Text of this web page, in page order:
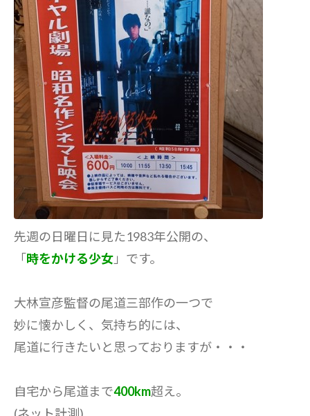
先週の日曜日に見た1983年公開の、
「時をかける少女 」です。
大林宣彦監督の尾道三部作の一つで
妙に懐かしく、気持ち的には、
尾道に行きたいと思っておりますが・・・
自宅から尾道まで400km超え。